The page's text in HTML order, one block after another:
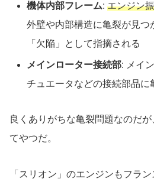
機体内部フレーム:エンジン
外壁や内部構造に亀裂が見つ
「欠陥」として指摘される
メインローター接続部: メイ
チュエータなどの接続部品に
良くありがちな亀裂問題なのだ
てやつだ。
「スリオン」のエンジンもフラ